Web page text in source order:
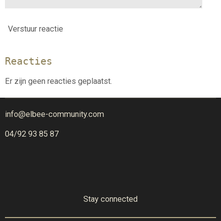
Verstuur reactie
Reacties
Er zijn geen reacties geplaatst.
info@elbee-community.com
04/92 93 85 87
Stay connected